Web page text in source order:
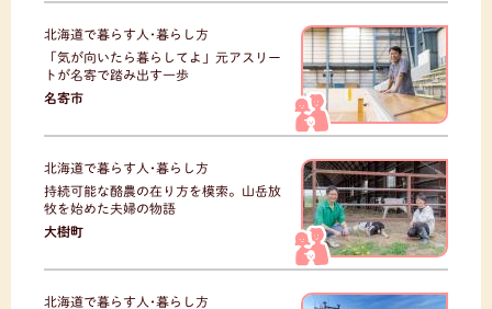
北海道で暮らす人･暮らし方
「気が向いたら暮らしてよ」元アスリー
トが名寄で踏み出す一歩
名寄市
北海道で暮らす人･暮らし方
持続可能な酪農の在り方を模索。山岳放
牧を始めた夫婦の物語
大樹町
北海道で暮らす人･暮らし方